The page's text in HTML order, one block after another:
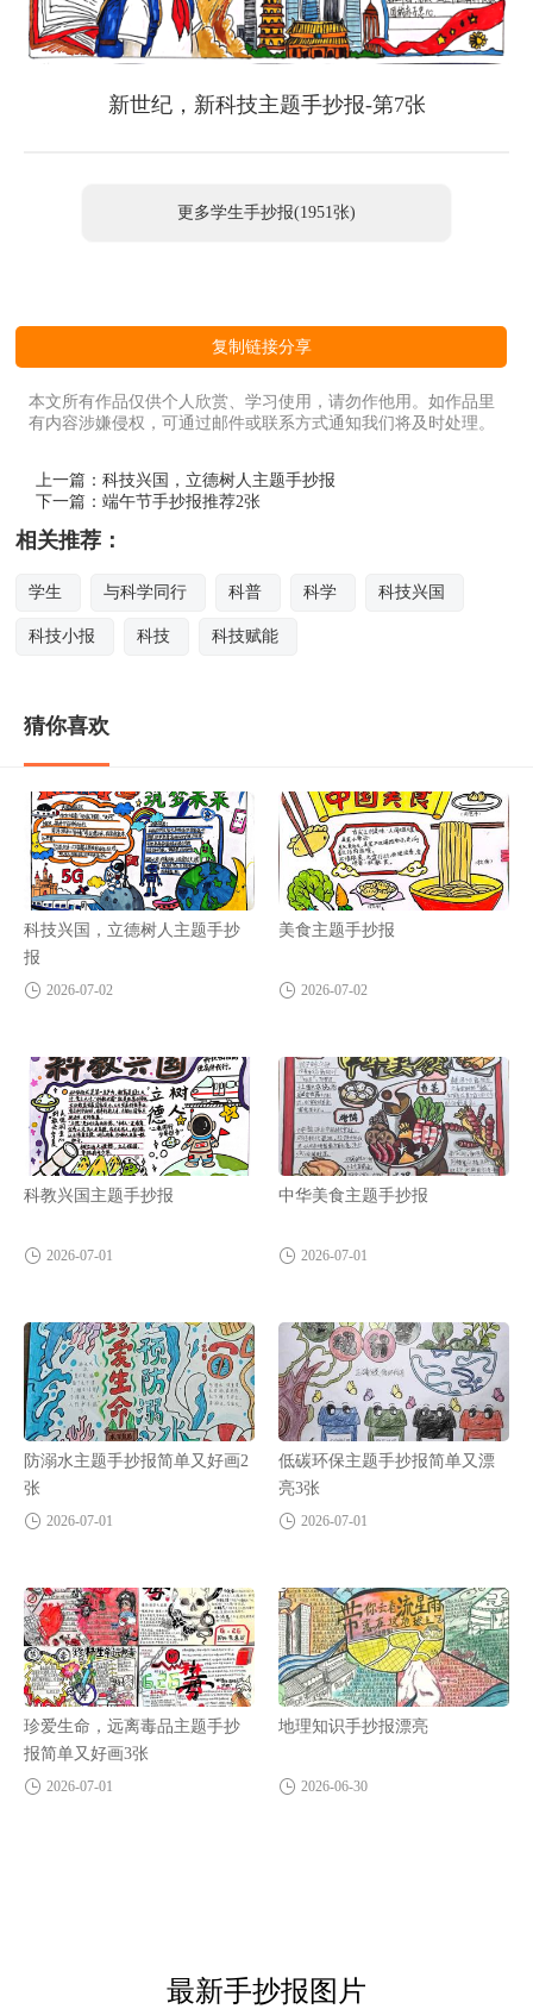
新世纪，新科技主题手抄报-第7张
更多学生手抄报(1951张)
复制链接分享
本文所有作品仅供个人欣赏、学习使用，请勿作他用。如作品里
有内容涉嫌侵权，可通过邮件或联系方式通知我们将及时处理。
上一篇：科技兴国，立德树人主题手抄报
下一篇：端午节手抄报推荐2张
相关推荐：
学生 与科学同行 科普 科学 科技兴国
科技小报 科技 科技赋能
猜你喜欢
科技兴国，立德树人主题手抄
报
2026-07-02
美食主题手抄报
2026-07-02
科教兴国主题手抄报
2026-07-01
中华美食主题手抄报
2026-07-01
防溺水主题手抄报简单又好画2
张
2026-07-01
低碳环保主题手抄报简单又漂
亮3张
2026-07-01
珍爱生命，远离毒品主题手抄
报简单又好画3张
2026-07-01
地理知识手抄报漂亮
2026-06-30
最新手抄报图片